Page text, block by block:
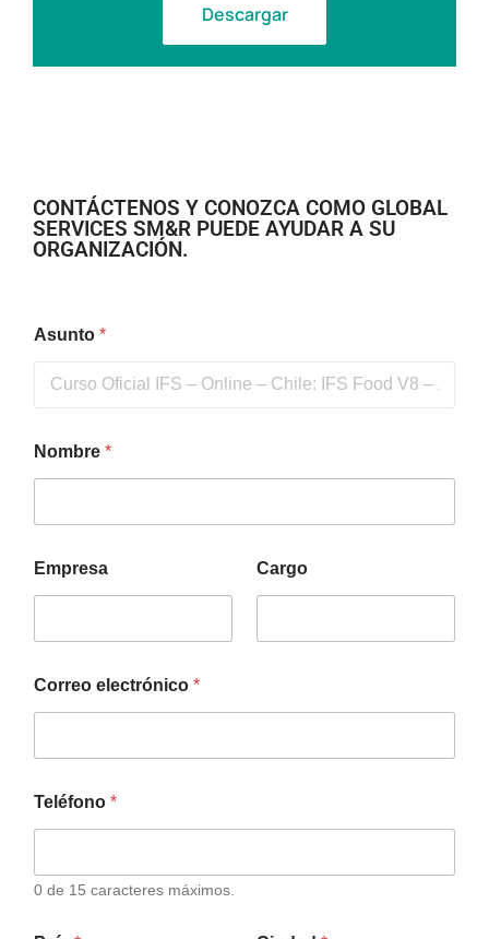
Descargar
CONTÁCTENOS Y CONOZCA COMO GLOBAL
SERVICES SM&R PUEDE AYUDAR A SU
ORGANIZACIÓN.
Asunto *
Nombre *
Empresa Cargo
Correo electrónico *
Teléfono *
0 de 15 caracteres máximos.